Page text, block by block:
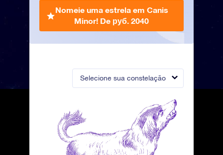
Selecione sua constelação
Nomeie uma estrela em Canis
Minor! De руб. 2040